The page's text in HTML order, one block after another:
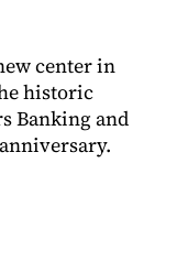
center in
historic
Banking and